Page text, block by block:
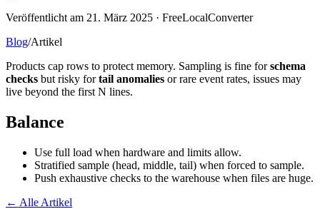
Veröffentlicht am 21. März 2025 · FreeLocalConverter
Blog/Artikel
Products cap rows to protect memory. Sampling is fine for schema
checks but risky for tail anomalies or rare event rates, issues may
live beyond the first N lines.
Balance
Use full load when hardware and limits allow.
Stratified sample (head, middle, tail) when forced to sample.
Push exhaustive checks to the warehouse when files are huge.
← Alle Artikel